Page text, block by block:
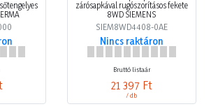
zárósapkával rugószorításos fekete
8WD SIEMENS
SIEM8WD4408-0AE
Nincs raktáron
Bruttó listaár
21 397 Ft
/ db